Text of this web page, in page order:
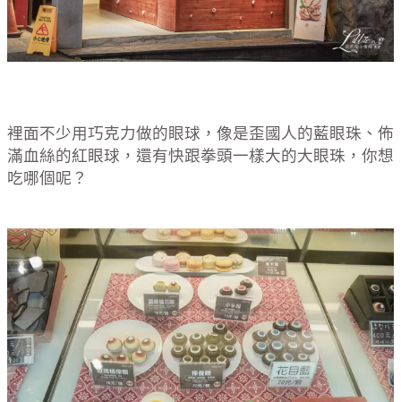
裡面不少用巧克力做的眼球，像是歪國人的藍眼珠、佈
滿血絲的紅眼球，還有快跟拳頭一樣大的大眼珠，你想
吃哪個呢？